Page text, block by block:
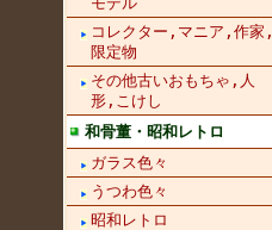
コレクター,マニア,作家,
限定物
その他古いおもちゃ,人
形,こけし
和骨董・昭和レトロ
ガラス色々
うつわ色々
昭和レトロ